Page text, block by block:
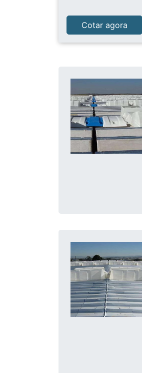
Cotar agora